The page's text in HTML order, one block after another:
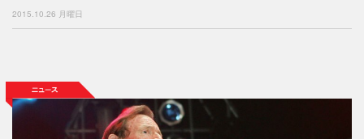
o
2015.10.26 月曜日